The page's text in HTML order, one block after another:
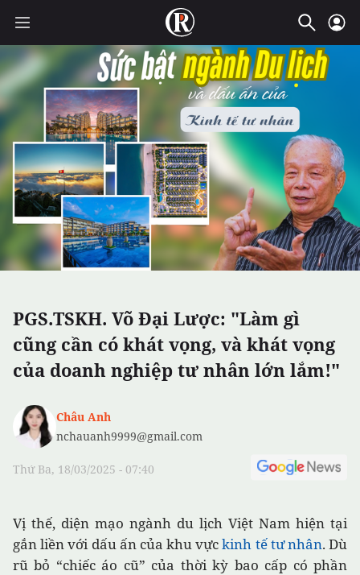
PGS.TSKH. Võ Đại Lược: "Làm gì
cũng cần có khát vọng, và khát vọng
của doanh nghiệp tư nhân lớn lắm!"
Châu Anh
nchauanh9999@gmail.com
Thứ Ba, 18/03/2025 - 07:40
Vị thế, diện mạo ngành du lịch Việt Nam hiện tại
gắn liền với dấu ấn của khu vựckinh tế tư nhân. Dù
rũ bỏ “chiếc áo cũ” của thời kỳ bao cấp có phần